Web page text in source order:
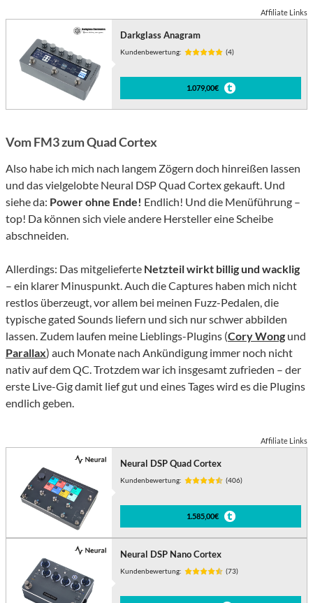
Affiliate Links
Darkglass Anagram
Kundenbewertung: (4)
1.079,00€
Vom FM3 zum Quad Cortex
Also habe ich mich nach langem Zögern doch hinreißen lassen
und das vielgelobte Neural DSP Quad Cortex gekauft. Und
siehe da: Power ohne Ende! Endlich! Und die Menüführung –
top! Da können sich viele andere Hersteller eine Scheibe
abschneiden.
Allerdings: Das mitgelieferte Netzteil wirkt billig und wacklig
– ein klarer Minuspunkt. Auch die Captures haben mich nicht
restlos überzeugt, vor allem bei meinen Fuzz-Pedalen, die
typische gated Sounds liefern und sich nur schwer abbilden
lassen. Zudem laufen meine Lieblings-Plugins (Cory Wong und
Parallax) auch Monate nach Ankündigung immer noch nicht
nativ auf dem QC. Trotzdem war ich insgesamt zufrieden – der
erste Live-Gig damit lief gut und eines Tages wird es die Plugins
endlich geben.
Affiliate Links
Neural DSP Quad Cortex
Kundenbewertung: (406)
1.585,00€
Neural DSP Nano Cortex
Kundenbewertung: (73)